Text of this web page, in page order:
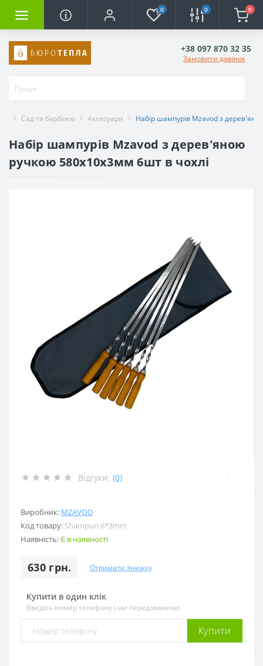
0 0 0
+38 097 870 32 35
Замовити дзвінок
Сад та барбекю Аксесуари Набір шампурів Mzavod з
Набір шампурів Mzavod з дерев'яною
ручкою 580х10х3мм 6шт в чохлі
Відгуки: (0)
Виробник: MZAVOD
Код товару: Shampuri 6*3mm
Наявність:Є в наявності
630 грн. Отримати знижку
Купити в один клік
Введіть номер телефону і ми передзвонимо
Купити